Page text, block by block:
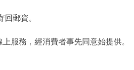
郵資。
服務，經消費者事先同意始提供。